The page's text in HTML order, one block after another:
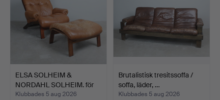
ELSA SOLHEIM &
NORDAHL SOLHEIM. för
Rybo R…
Klubbades 5 aug 2026
Brutalistisk tresitssoffa /
soffa, läder, …
Klubbades 5 aug 2026